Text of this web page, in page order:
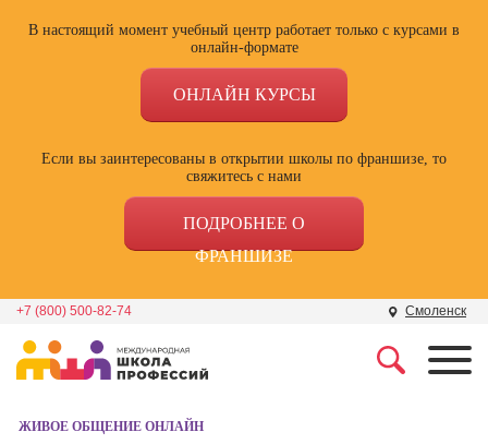
В настоящий момент учебный центр работает только с курсами в
онлайн-формате
ОНЛАЙН КУРСЫ
Если вы заинтересованы в открытии школы по франшизе, то
свяжитесь с нами
ПОДРОБНЕЕ О
ФРАНШИЗЕ
+7 (800) 500-82-74 Смоленск
ЖИВОЕ ОБЩЕНИЕ ОНЛАЙН